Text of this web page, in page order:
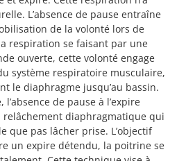
L’absence de pause entraîne
de la volonté lors de
respiration se faisant par une
ouverte, cette volonté engage
système respiratoire musculaire,
le diaphragme jusqu’au bassin.
l’absence de pause à l’expire
diaphragmatique qui
que pas lâcher prise. L’objectif
un expire détendu, la poitrine se